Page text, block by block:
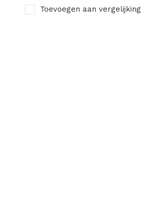
Toevoegen aan vergelijking